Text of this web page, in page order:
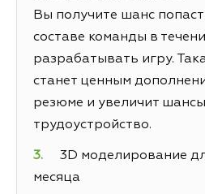
Вы получите шанс
составе команды в
разрабатывать игру.
станет ценным
резюме и увеличит
трудоустройство.
3D моделирование
месяца